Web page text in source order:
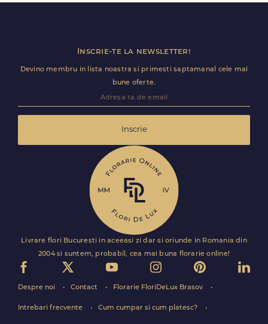
ramane optional si il poti personaliza.
Inscrie-te la newsletter!
Devino membru in lista noastra si primesti saptamanal cele mai
bune oferte.
Inscrie
Livrare flori Bucuresti in aceeasi zi dar si oriunde in Romania din
2004 si suntem, probabil, cea mai buna florarie online!
Despre noi Contact Florarie FloriDeLux Brasov
Intrebari frecvente Cum cumpar si cum platesc?